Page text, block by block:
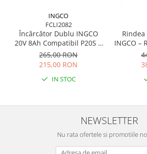
INGCO
FCLI2082
Încărcător Dublu INGCO
20V 8Ah Compatibil P20S 2
Sloturi
265,00 RON
215,00 RON
IN STOC
INGCO –
NEWSLETTER
Nu rata ofertele si promotiile